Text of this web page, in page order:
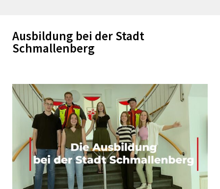
Tourismus
Wirtschaft
Ausbildung bei der Stadt
Schmallenberg